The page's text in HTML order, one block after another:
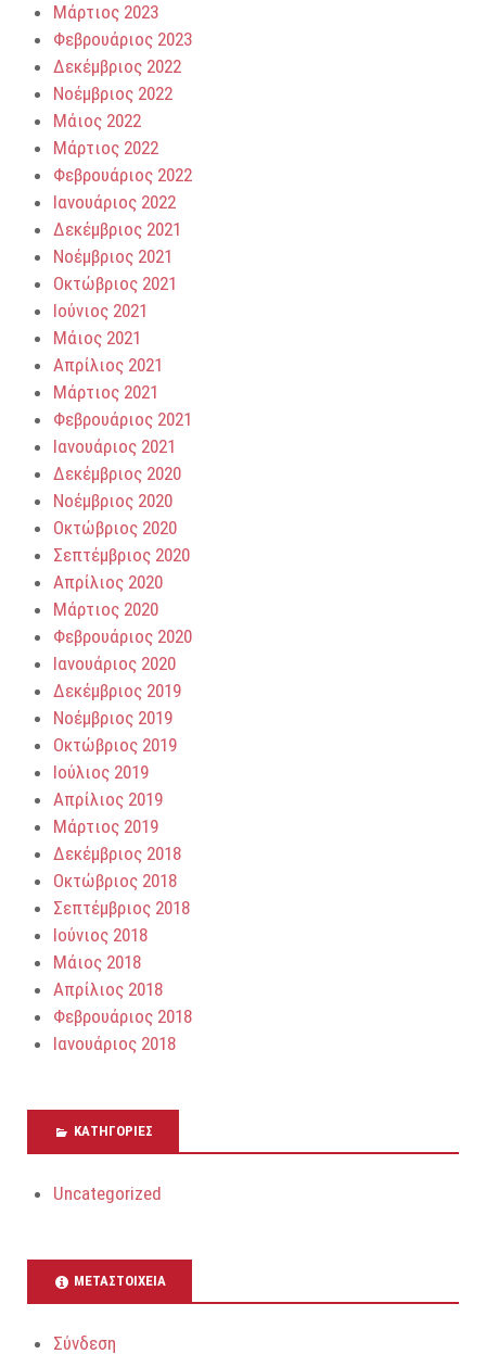
Μάρτιος 2023
Φεβρουάριος 2023
Δεκέμβριος 2022
Νοέμβριος 2022
Μάιος 2022
Μάρτιος 2022
Φεβρουάριος 2022
Ιανουάριος 2022
Δεκέμβριος 2021
Νοέμβριος 2021
Οκτώβριος 2021
Ιούνιος 2021
Μάιος 2021
Απρίλιος 2021
Μάρτιος 2021
Φεβρουάριος 2021
Ιανουάριος 2021
Δεκέμβριος 2020
Νοέμβριος 2020
Οκτώβριος 2020
Σεπτέμβριος 2020
Απρίλιος 2020
Μάρτιος 2020
Φεβρουάριος 2020
Ιανουάριος 2020
Δεκέμβριος 2019
Νοέμβριος 2019
Οκτώβριος 2019
Ιούλιος 2019
Απρίλιος 2019
Μάρτιος 2019
Δεκέμβριος 2018
Οκτώβριος 2018
Σεπτέμβριος 2018
Ιούνιος 2018
Μάιος 2018
Απρίλιος 2018
Φεβρουάριος 2018
Ιανουάριος 2018
KΑΤΗΓΟΡΊΕΣ
Uncategorized
ΜΕΤΑΣΤΟΙΧΕΊΑ
Σύνδεση